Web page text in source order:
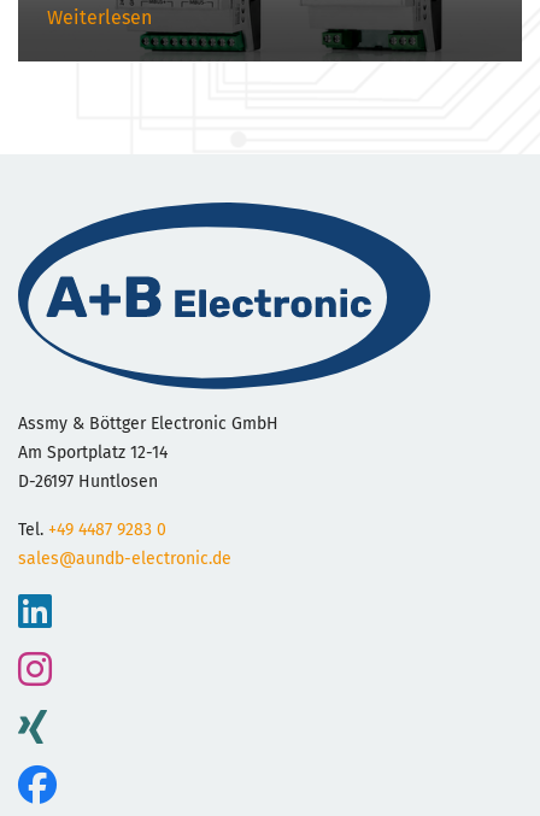
Weiterlesen
Assmy & Böttger Electronic GmbH
Am Sportplatz 12-14
D-26197 Huntlosen
Tel. +49 4487 9283 0
sales@aundb-electronic.de